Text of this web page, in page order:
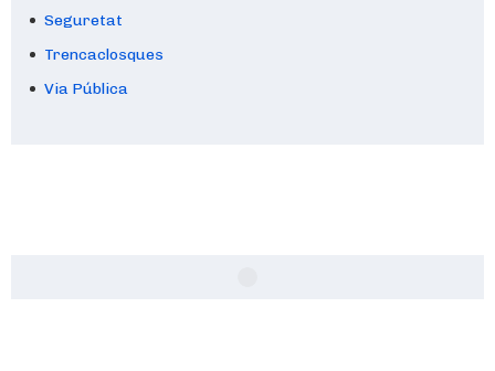
Seguretat
Trencaclosques
Via Pública